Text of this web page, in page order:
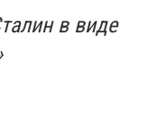
в виде